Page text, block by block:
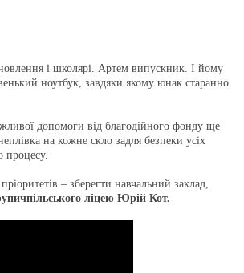
і школярі. Артем випускник. І йому
ноутбук, завдяки якому юнак старанно
допомоги від благодійного фонду ще
на кожне скло задля безпеки усіх
процесу.
– зберегти навчальний заклад,
ліцею Юрій Кот.